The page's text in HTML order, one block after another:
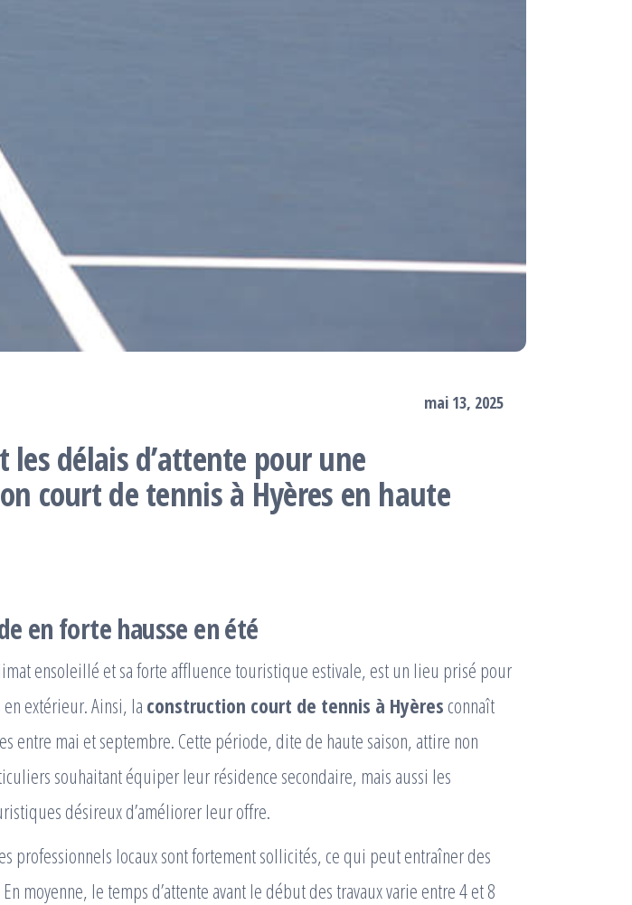
mai 13, 2025
les délais d’attente pour une
court de tennis à Hyères en haute
en forte hausse en été
ensoleillé et sa forte affluence touristique estivale, est un lieu prisé pour
extérieur. Ainsi, la construction court de tennis à Hyères connaît
entre mai et septembre. Cette période, dite de haute saison, attire non
souhaitant équiper leur résidence secondaire, mais aussi les
désireux d’améliorer leur offre.
professionnels locaux sont fortement sollicités, ce qui peut entraîner des
moyenne, le temps d’attente avant le début des travaux varie entre 4 et 8